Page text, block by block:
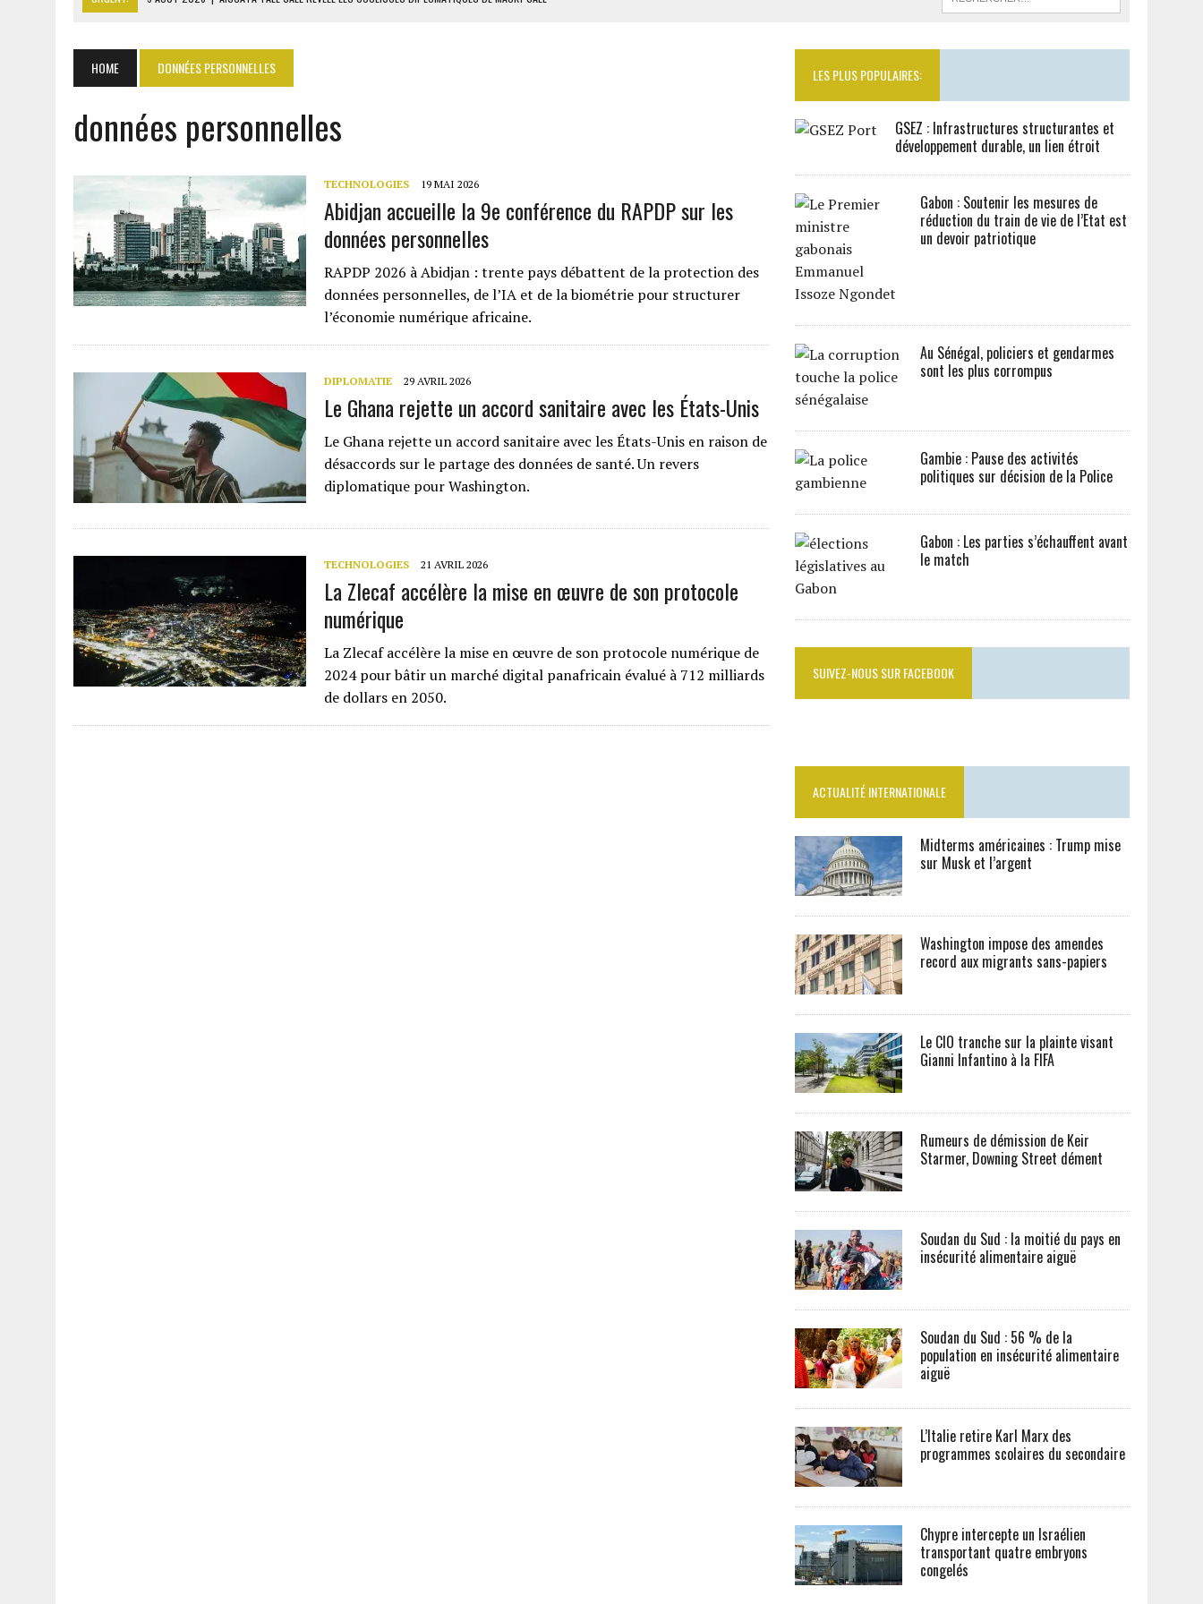
AFFAIRE PAPE CHEIKH DIALLO : OUSMANE KANE CRAINT DE NOUVELLES RELAXES
9 AOÛT 2026 | GABON : 46 000 ÉLÈVES DU PRIMAIRE AFFECTÉS EN CLASSE DE SIXIÈME
9 AOÛT 2026
ASSALA À DAMAS : UN CONCERT QUI RAVIVE LES FRACTURES SYRIENNES
HOME DONNÉES PERSONNELLES
données personnelles
TECHNOLOGIES 19 MAI 2026
Abidjan accueille la 9e conférence du RAPDP sur les
données personnelles
RAPDP 2026 à Abidjan : trente pays débattent de la protection des
données personnelles, de l’IA et de la biométrie pour structurer
l’économie numérique africaine.
DIPLOMATIE 29 AVRIL 2026
Le Ghana rejette un accord sanitaire avec les États-Unis
Le Ghana rejette un accord sanitaire avec les États-Unis en raison de
désaccords sur le partage des données de santé. Un revers
diplomatique pour Washington.
TECHNOLOGIES 21 AVRIL 2026
La Zlecaf accélère la mise en œuvre de son protocole
numérique
La Zlecaf accélère la mise en œuvre de son protocole numérique de
2024 pour bâtir un marché digital panafricain évalué à 712 milliards
de dollars en 2050.
LES PLUS POPULAIRES:
GSEZ : Infrastructures structurantes et
développement durable, un lien étroit
Gabon : Soutenir les mesures de
réduction du train de vie de l’Etat est
un devoir patriotique
Au Sénégal, policiers et gendarmes
sont les plus corrompus
Gambie : Pause des activités
politiques sur décision de la Police
Gabon : Les parties s’échauffent avant
le match
SUIVEZ-NOUS SUR FACEBOOK
ACTUALITÉ INTERNATIONALE
Midterms américaines : Trump mise
sur Musk et l’argent
Washington impose des amendes
record aux migrants sans-papiers
Le CIO tranche sur la plainte visant
Gianni Infantino à la FIFA
Rumeurs de démission de Keir
Starmer, Downing Street dément
Soudan du Sud : la moitié du pays en
insécurité alimentaire aiguë
Soudan du Sud : 56 % de la
population en insécurité alimentaire
aiguë
L’Italie retire Karl Marx des
programmes scolaires du secondaire
Chypre intercepte un Israélien
transportant quatre embryons
congelés